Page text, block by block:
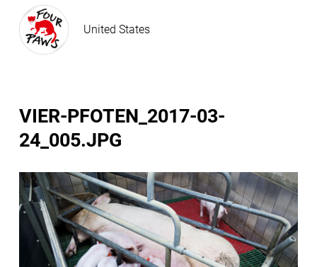
United States
VIER-PFOTEN_2017-03-
24_005.JPG